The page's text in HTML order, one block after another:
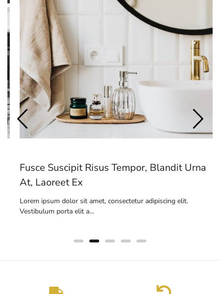
Fusce Suscipit Risus Tempor, Blandit Urna
At, Laoreet Ex
Lorem ipsum dolor sit amet, consectetur adipiscing elit.
Vestibulum porta elit a…